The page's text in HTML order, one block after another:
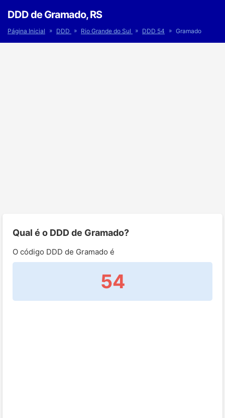
DDD de Gramado, RS
Página Inicial » DDD » Rio Grande do Sul » DDD 54 » Gramado
Qual é o DDD de Gramado?
O código DDD de Gramado é
54